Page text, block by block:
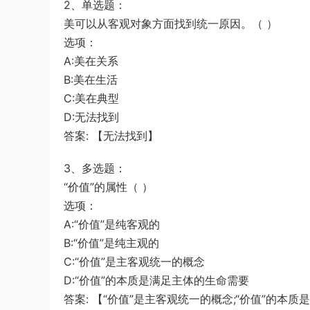
2、单选题：
美可以从客观对象方面找到统一原因。（ ）
选项：
A:美在关系
B:美在生活
C:美在典型
D:无法找到
答案: 【无法找到】
3、多选题：
“价值”的属性（ ）
选项：
A:“价值”是纯客观的
B:“价值”是纯主观的
C:“价值”是主客观统一的概念
D:“价值”的本质是满足主体的生命需要
答案: 【“价值”是主客观统一的概念;“价值”的本质